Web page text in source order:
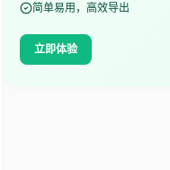
简单易用，高效导出
立即体验